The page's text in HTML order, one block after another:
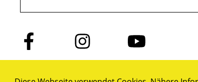
Folge
uns
auf
Folge
uns
auf
Folge
uns
auf